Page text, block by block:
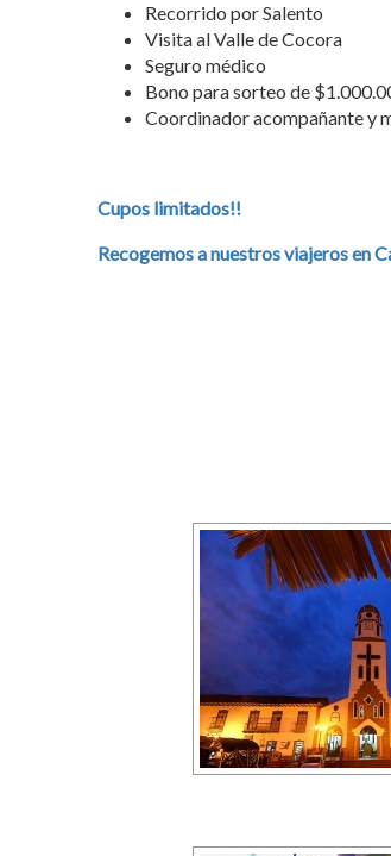
Recorrido por Salento
Visita al Valle de Cocora
Seguro médico
Bono para sorteo de
Coordinador acompañante y
Cupos limitados!!
Recogemos a nuestros viajeros en